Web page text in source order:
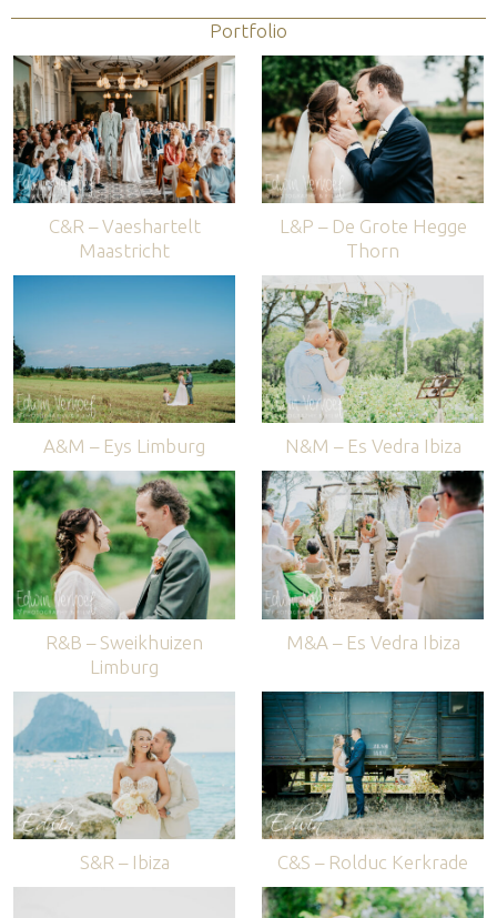
Portfolio
C&R – Vaeshartelt
Maastricht
L&P – De Grote Hegge
Thorn
A&M – Eys Limburg N&M – Es Vedra Ibiza
R&B – Sweikhuizen
Limburg
M&A – Es Vedra Ibiza
S&R – Ibiza C&S – Rolduc Kerkrade